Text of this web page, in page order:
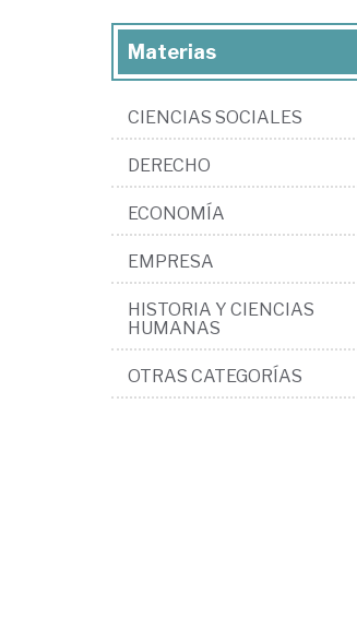
Materias
CIENCIAS SOCIALES
DERECHO
ECONOMÍA
EMPRESA
HISTORIA Y CIENCIAS
HUMANAS
OTRAS CATEGORÍAS